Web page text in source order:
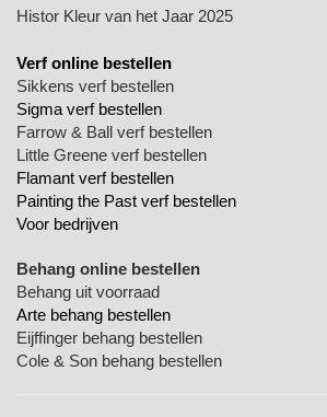
Histor Kleur van het Jaar 2025
Verf online bestellen
Sikkens verf bestellen
Sigma verf bestellen
Farrow & Ball verf bestellen
Little Greene verf bestellen
Flamant verf bestellen
Painting the Past verf bestellen
Voor bedrijven
Behang online bestellen
Behang uit voorraad
Arte behang bestellen
Eijffinger behang bestellen
Cole & Son behang bestellen